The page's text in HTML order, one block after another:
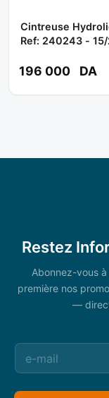
Cintreuse
Ref: 240243 - 15/
196 000 DA
Restez
Abonnez-vous
première nos
—